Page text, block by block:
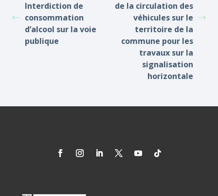
Interdiction de
consommation
d’alcool sur la voie
publique
de la circulation des
véhicules sur le
territoire de la
commune pour les
travaux sur la
signalisation
horizontale